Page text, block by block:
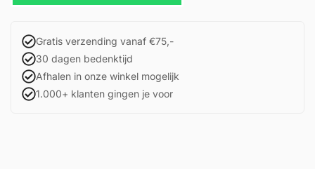
Gratis verzending vanaf €75,-
30 dagen bedenktijd
Afhalen in onze winkel mogelijk
1.000+ klanten gingen je voor